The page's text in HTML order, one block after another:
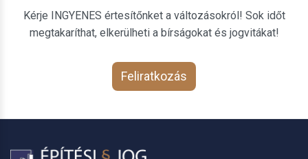
Kérje INGYENES értesítőnket a változásokról! Sok időt
megtakaríthat, elkerülheti a bírságokat és jogvitákat!
Feliratkozás